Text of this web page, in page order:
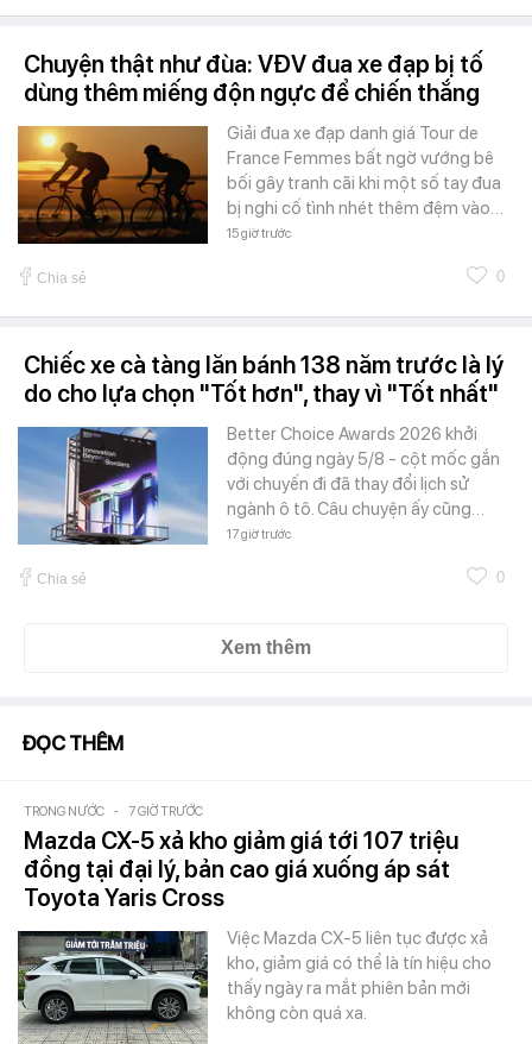
Chuyện thật như đùa: VĐV đua xe đạp bị tố
dùng thêm miếng độn ngực để chiến thắng
Giải đua xe đạp danh giá Tour de
France Femmes bất ngờ vướng bê
bối gây tranh cãi khi một số tay đua
bị nghi cố tình nhét thêm đệm vào…
15 giờ trước
Chia sẻ 0
Chiếc xe cà tàng lăn bánh 138 năm trước là lý
do cho lựa chọn "Tốt hơn", thay vì "Tốt nhất"
Better Choice Awards 2026 khởi
động đúng ngày 5/8 - cột mốc gắn
với chuyến đi đã thay đổi lịch sử
ngành ô tô. Câu chuyện ấy cũng…
17 giờ trước
Chia sẻ 0
Xem thêm
ĐỌC THÊM
TRONG NƯỚC - 7 GIỜ TRƯỚC
Mazda CX-5 xả kho giảm giá tới 107 triệu
đồng tại đại lý, bản cao giá xuống áp sát
Toyota Yaris Cross
Việc Mazda CX-5 liên tục được xả
kho, giảm giá có thể là tín hiệu cho
thấy ngày ra mắt phiên bản mới
không còn quá xa.